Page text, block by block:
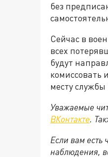
без
Сейчас в
всех
будут
комиссовать
месту
Уважаемые
ВКонтакте.
Если вам
наблюдения,